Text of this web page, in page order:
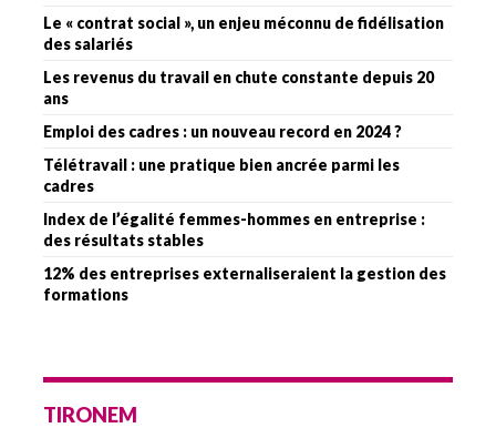
Le « contrat social », un enjeu méconnu de fidélisation
des salariés
Les revenus du travail en chute constante depuis 20
ans
Emploi des cadres : un nouveau record en 2024 ?
Télétravail : une pratique bien ancrée parmi les
cadres
Index de l’égalité femmes-hommes en entreprise :
des résultats stables
12% des entreprises externaliseraient la gestion des
formations
TIRONEM